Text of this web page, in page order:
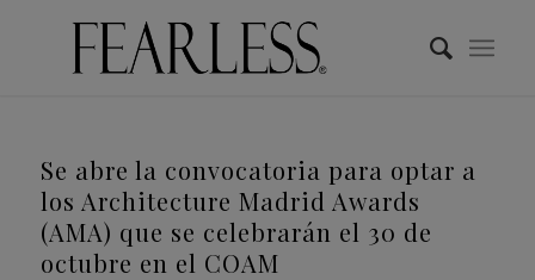
Se abre la convocatoria para optar a
los Architecture Madrid Awards
(AMA) que se celebrarán el 30 de
octubre en el COAM